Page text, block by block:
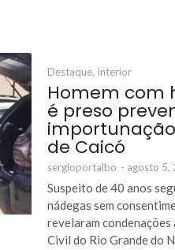
Destaque, Interior
Homem com
é preso
de Caicó
sergioportalbo - agosto 5,
Suspeito de 40 anos
nádegas sem
revelaram
Civil do Rio Grande do